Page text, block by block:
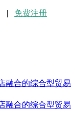
| 免费注册